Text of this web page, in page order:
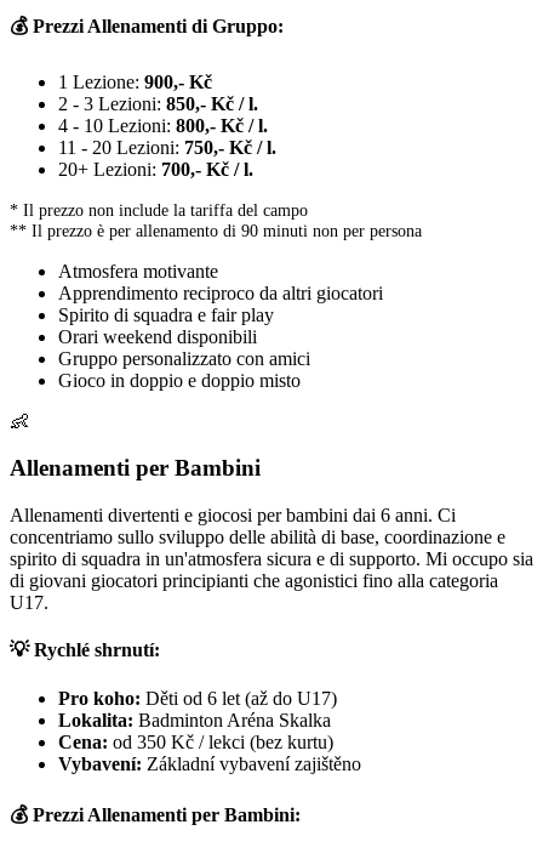
💰 Prezzi Allenamenti di Gruppo:
1 Lezione: 900,- Kč
2 - 3 Lezioni: 850,- Kč / l.
4 - 10 Lezioni: 800,- Kč / l.
11 - 20 Lezioni: 750,- Kč / l.
20+ Lezioni: 700,- Kč / l.
* Il prezzo non include la tariffa del campo
** Il prezzo è per allenamento di 90 minuti non per persona
Atmosfera motivante
Apprendimento reciproco da altri giocatori
Spirito di squadra e fair play
Orari weekend disponibili
Gruppo personalizzato con amici
Gioco in doppio e doppio misto
👶
Allenamenti per Bambini
Allenamenti divertenti e giocosi per bambini dai 6 anni. Ci
concentriamo sullo sviluppo delle abilità di base, coordinazione e
spirito di squadra in un'atmosfera sicura e di supporto. Mi occupo sia
di giovani giocatori principianti che agonistici fino alla categoria
U17.
💡 Rychlé shrnutí:
Pro koho: Děti od 6 let (až do U17)
Lokalita: Badminton Aréna Skalka
Cena: od 350 Kč / lekci (bez kurtu)
Vybavení: Základní vybavení zajištěno
💰 Prezzi Allenamenti per Bambini: